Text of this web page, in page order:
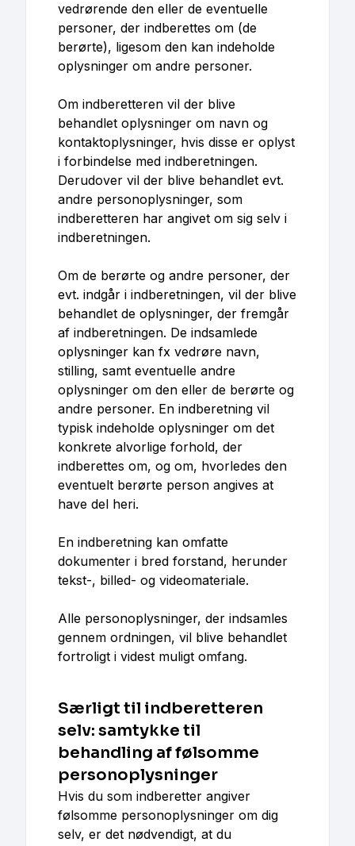
vedrørende den eller de eventuelle
personer, der indberettes om (de
berørte), ligesom den kan indeholde
oplysninger om andre personer.
Om indberetteren vil der blive
behandlet oplysninger om navn og
kontaktoplysninger, hvis disse er oplyst
i forbindelse med indberetningen.
Derudover vil der blive behandlet evt.
andre personoplysninger, som
indberetteren har angivet om sig selv i
indberetningen.
Om de berørte og andre personer, der
evt. indgår i indberetningen, vil der blive
behandlet de oplysninger, der fremgår
af indberetningen. De indsamlede
oplysninger kan fx vedrøre navn,
stilling, samt eventuelle andre
oplysninger om den eller de berørte og
andre personer. En indberetning vil
typisk indeholde oplysninger om det
konkrete alvorlige forhold, der
indberettes om, og om, hvorledes den
eventuelt berørte person angives at
have del heri.
En indberetning kan omfatte
dokumenter i bred forstand, herunder
tekst-, billed- og videomateriale.
Alle personoplysninger, der indsamles
gennem ordningen, vil blive behandlet
fortroligt i videst muligt omfang.
Særligt til indberetteren
selv: samtykke til
behandling af følsomme
personoplysninger
Hvis du som indberetter angiver
følsomme personoplysninger om dig
selv, er det nødvendigt, at du